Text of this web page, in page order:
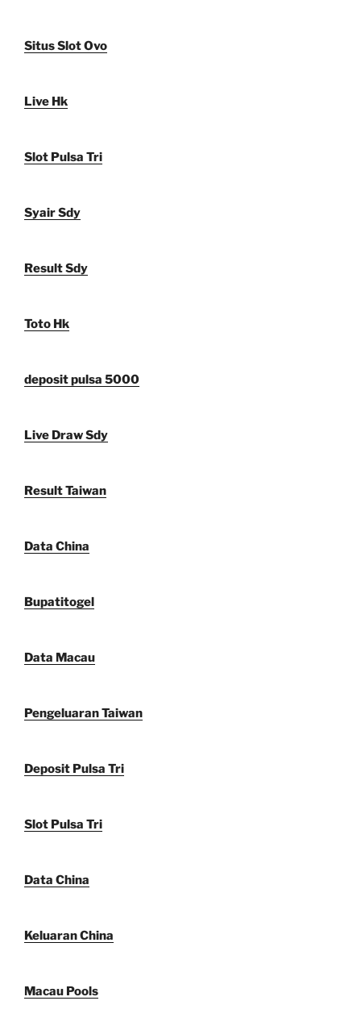
Situs Slot Ovo
Live Hk
Slot Pulsa Tri
Syair Sdy
Result Sdy
Toto Hk
deposit pulsa 5000
Live Draw Sdy
Result Taiwan
Data China
Bupatitogel
Data Macau
Pengeluaran Taiwan
Deposit Pulsa Tri
Slot Pulsa Tri
Data China
Keluaran China
Macau Pools